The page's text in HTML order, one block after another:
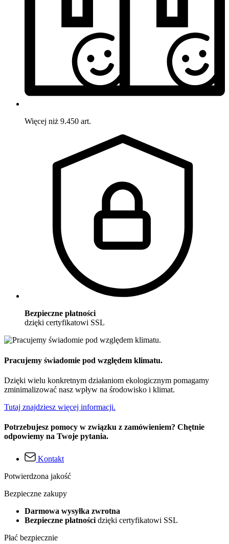
Więcej niż 9.450 art.
Bezpieczne płatności
dzięki certyfikatowi SSL
Pracujemy świadomie pod względem klimatu.
Dzięki wielu konkretnym działaniom ekologicznym pomagamy
zminimalizować nasz wpływ na środowisko i klimat.
Tutaj znajdziesz więcej informacji.
Potrzebujesz pomocy w związku z zamówieniem? Chętnie
odpowiemy na Twoje pytania.
Kontakt
Potwierdzona jakość
Bezpieczne zakupy
Darmowa wysyłka zwrotna
Bezpieczne płatności dzięki certyfikatowi SSL
Płać bezpiecznie